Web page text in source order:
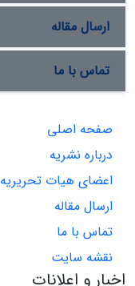
ارسال مقاله
تماس با ما
صفحه اصلی
درباره نشریه
اعضای هیات تحریریه
ارسال مقاله
تماس با ما
نقشه سایت
اخبار و اعلانات